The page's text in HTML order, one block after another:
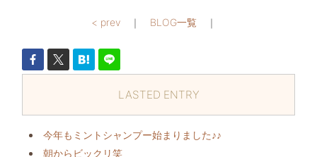
< prev｜ BLOG一覧｜
LASTED ENTRY
今年もミントシャンプー始まりました♪♪
朝からビックリ️笑